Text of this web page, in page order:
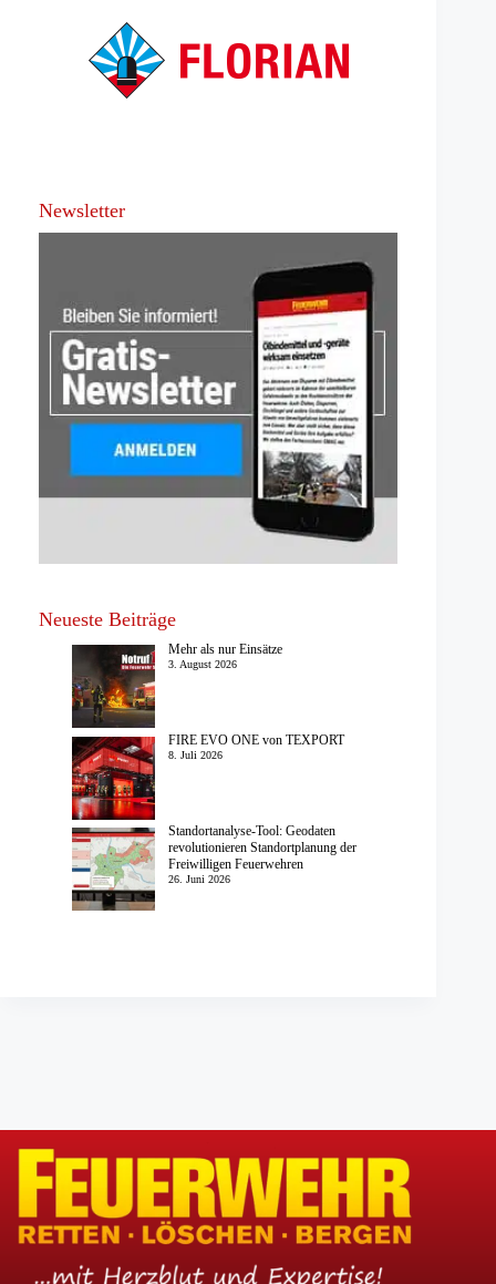
Newsletter
Neueste Beiträge
Mehr als nur Einsätze
3. August 2026
FIRE EVO ONE von TEXPORT
8. Juli 2026
Standortanalyse-Tool: Geodaten
revolutionieren Standortplanung der
Freiwilligen Feuerwehren
26. Juni 2026